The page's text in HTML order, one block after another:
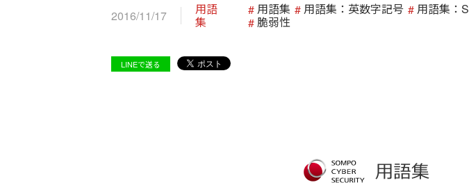
2016/11/17
用語
集
用語集 用語集：英数字記号 用語集：S
脆弱性
LINEで送る